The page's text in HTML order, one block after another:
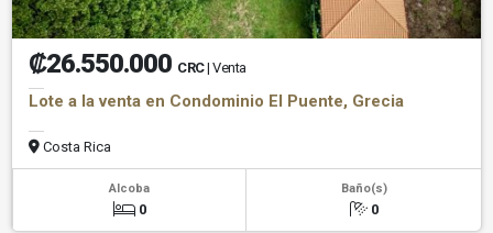
₡26.550.000 CRC| Venta
Lote a la venta en Condominio El Puente, Grecia
Costa Rica
Alcoba
0
Baño(s)
0